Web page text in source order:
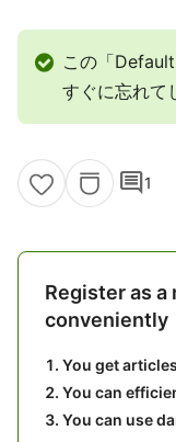
この「
すぐに忘れて
comment1
Register as a
conveniently
You get
You can
You can use